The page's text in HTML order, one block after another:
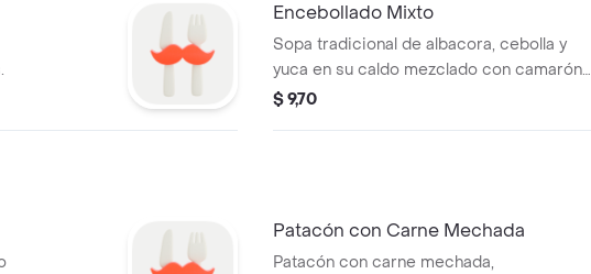
Encebollado Mixto
Sopa tradicional de albacora, cebolla y
yuca en su caldo mezclado con camarón.
acompañado de chifles.
$ 9,70
Patacón con Carne Mechada
Patacón con carne mechada,